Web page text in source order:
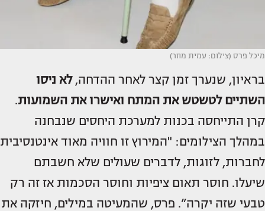
מיכל פרס (צילום: עמית מוזר)
בראיון, שנערך זמן קצר לאחר ההדחה,לא ניסו
השתיים לטשטש את המתח ואישרו את השמועות.
קרן התייחסה בכנות למערכת היחסים שנבחנה
במהלך הצילומים: "המירוץ זו חוויה מאוד אינטנסיבית
לחברות, לזוגות, לדברים שעולים שלא חשבתם
שיעלו. חוסר תאום ציפיות וחוסר הסכמות אז זה רק
טבעי שזה יקרה”. פרס, שהמעיטה במילים, חיזקה את